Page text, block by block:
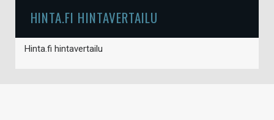
HINTA.FI HINTAVERTAILU
Hinta.fi hintavertailu